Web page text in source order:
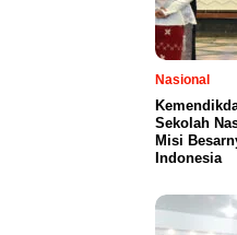
Nasional
Sekolah
Misi
Indonesia